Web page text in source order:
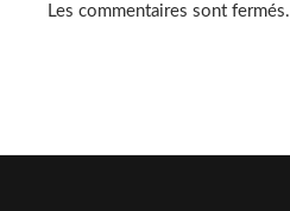
Les commentaires sont fermés.